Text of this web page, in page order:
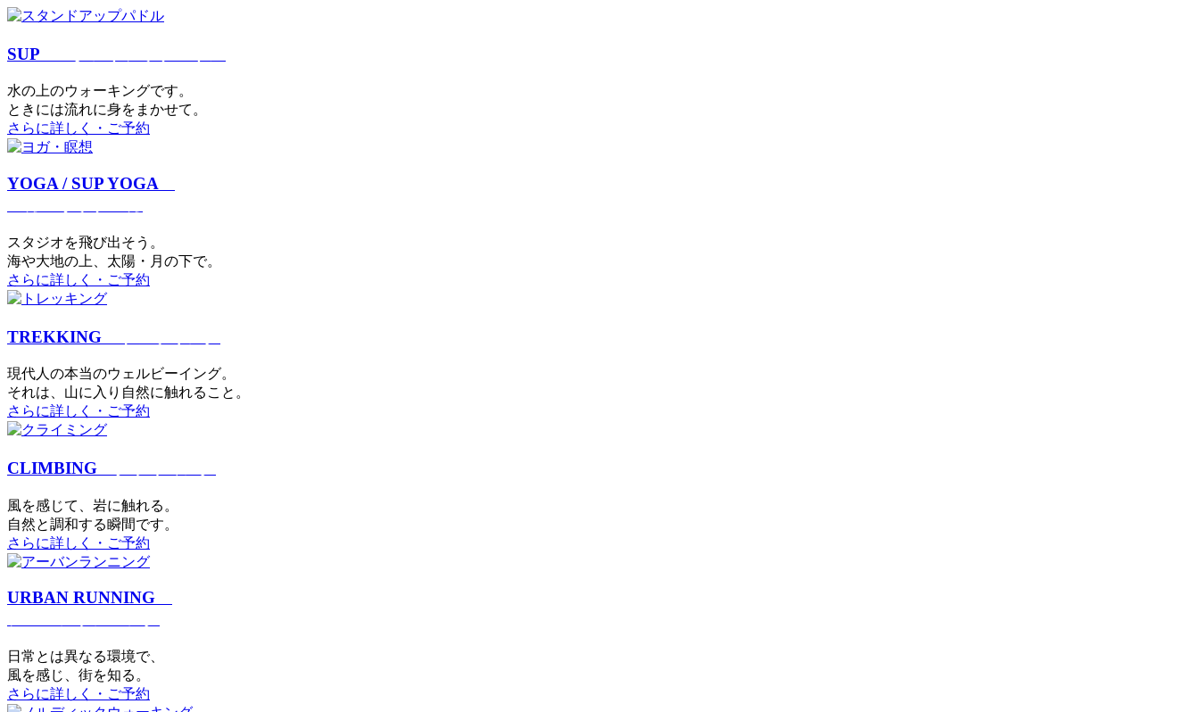
SUP
⽔の上のウォーキングです。
ときには流れに身をまかせて。
さらに詳しく・ご予約
YOGA / SUP YOGA
スタジオを⾶び出そう。
海や大地の上、太陽・⽉の下で。
さらに詳しく・ご予約
TREKKING
現代⼈の本当のウェルビーイング。
それは、⼭に⼊り⾃然に触れること。
さらに詳しく・ご予約
CLIMBING
⾵を感じて、岩に触れる。
⾃然と調和する瞬間です。
さらに詳しく・ご予約
URBAN RUNNING
日常とは異なる環境で、
風を感じ、街を知る。
さらに詳しく・ご予約